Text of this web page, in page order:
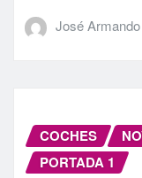
José
COCHES
PORTADA 1